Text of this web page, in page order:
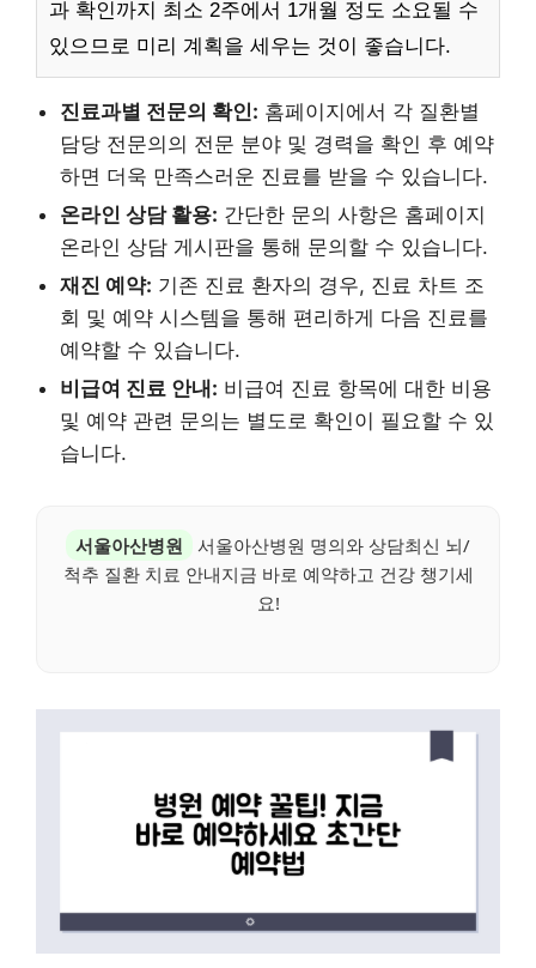
과 확인까지 최소 2주에서 1개월 정도 소요될 수
있으므로 미리 계획을 세우는 것이 좋습니다.
진료과별 전문의 확인: 홈페이지에서 각 질환별
담당 전문의의 전문 분야 및 경력을 확인 후 예약
하면 더욱 만족스러운 진료를 받을 수 있습니다.
온라인 상담 활용: 간단한 문의 사항은 홈페이지
온라인 상담 게시판을 통해 문의할 수 있습니다.
재진 예약: 기존 진료 환자의 경우, 진료 차트 조
회 및 예약 시스템을 통해 편리하게 다음 진료를
예약할 수 있습니다.
비급여 진료 안내: 비급여 진료 항목에 대한 비용
및 예약 관련 문의는 별도로 확인이 필요할 수 있
습니다.
서울아산병원
서울아산병원 명의와 상담최신 뇌/
척추 질환 치료 안내지금 바로 예약하고 건강 챙기세
요!